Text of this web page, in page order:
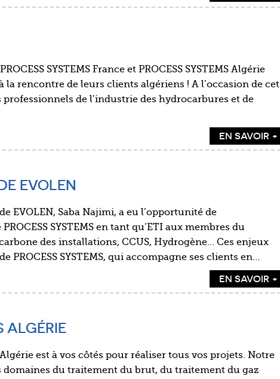
SYSTEMS France et PROCESS SYSTEMS Algérie
rencontre de leurs clients algériens ! A l’occasion de cet
de l’industrie des hydrocarbures et de
EN SAVOIR +
EVOLEN
EVOLEN, Saba Najimi, a eu l’opportunité de
SYSTEMS en tant qu’ETI aux membres du
des installations, CCUS, Hydrogène… Ces enjeux
PROCESS SYSTEMS, qui accompagne ses clients en…
EN SAVOIR +
ALGÉRIE
Algérie est à vos côtés pour réaliser tous vos projets. Notre
domaines du traitement du brut, du traitement du gaz